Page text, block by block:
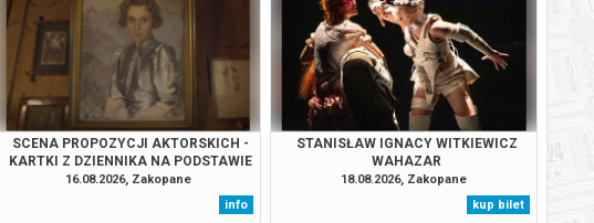
SCENA PROPOZYCJI AKTORSKICH -
KARTKI Z DZIENNIKA NA PODSTAWIE
"PAMIĘTNIKA" MARII
TWÓRCZOŚCI JANA KASPROWICZA
16.08.2026, Zakopane
info
STANISŁAW IGNACY WITKIEWICZ
WAHAZAR
18.08.2026, Zakopane
kup bilet